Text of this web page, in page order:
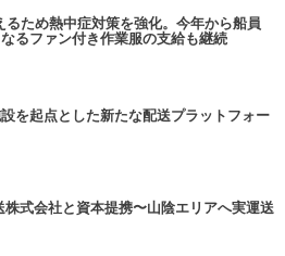
ため熱中症対策を強化。今年から船員
るファン付き作業服の支給も継続
を起点とした新たな配送プラットフォー
式会社と資本提携〜山陰エリアへ実運送